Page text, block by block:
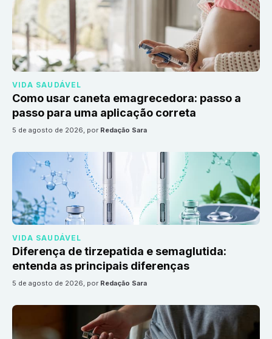
VIDA SAUDÁVEL
Como usar caneta emagrecedora: passo a
passo para uma aplicação correta
5 de agosto de 2026, por Redação Sara
VIDA SAUDÁVEL
Diferença de tirzepatida e semaglutida:
entenda as principais diferenças
5 de agosto de 2026, por Redação Sara